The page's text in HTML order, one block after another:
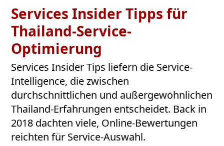
Services Insider Tipps für
Thailand-Service-
Optimierung
Services Insider Tips liefern die Service-
Intelligence, die zwischen
durchschnittlichen und außergewöhnlichen
Thailand-Erfahrungen entscheidet. Back in
2018 dachten viele, Online-Bewertungen
reichten für Service-Auswahl.